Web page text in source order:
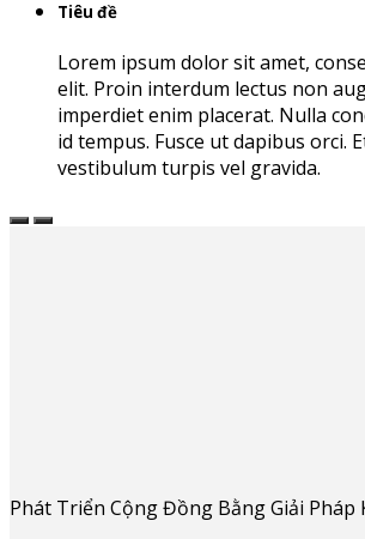
Tiêu đề
Lorem ipsum dolor sit amet,
elit. Proin interdum lectus non
imperdiet enim placerat. Nulla
id tempus. Fusce ut dapibus orci.
vestibulum turpis vel gravida.
Phát Triển Cộng Đồng Bằng Giải Pháp